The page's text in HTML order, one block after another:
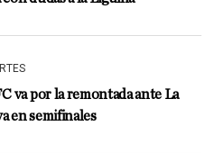
va por la remontada ante La
en semifinales